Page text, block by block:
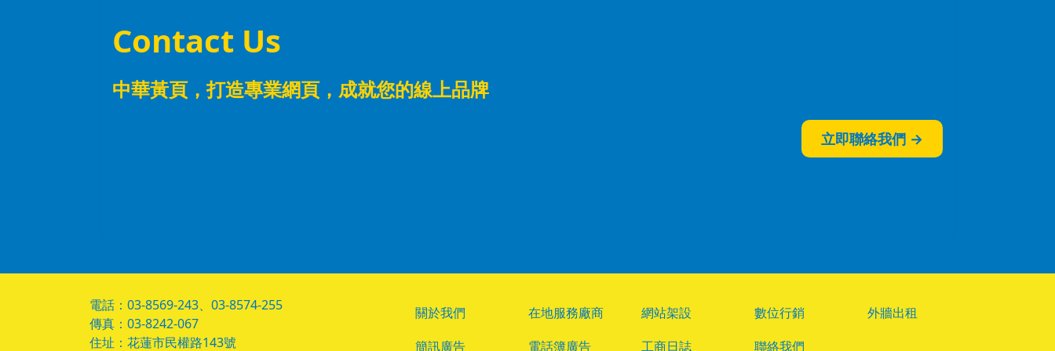
Contact Us
中華黃頁，打造專業網頁， 成就您的線上品牌
立即聯絡我們 →
電話：03-8569-243、03-8574-255
傳真：03-8242-067
住址：花蓮市民權路143號
關於我們 在地服務廠商 網站架設 數位行銷
外牆出租
簡訊廣告
電話簿廣告 工商日誌 聯絡我們